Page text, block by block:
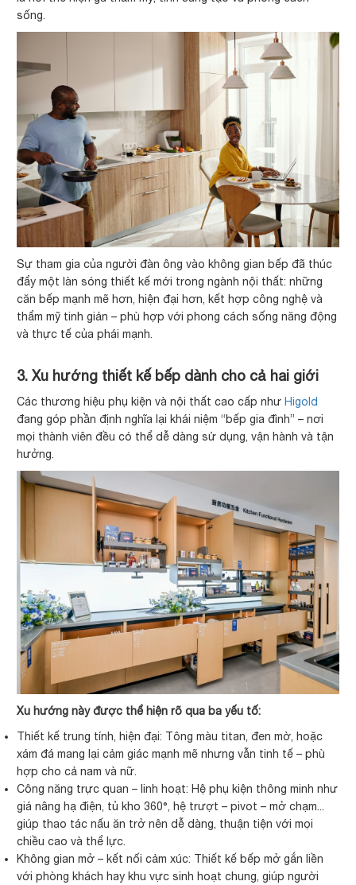
sống.
Sự tham gia của người đàn ông vào không gian bếp đã thúc
đẩy một làn sóng thiết kế mới trong ngành nội thất: những
căn bếp mạnh mẽ hơn, hiện đại hơn, kết hợp công nghệ và
thẩm mỹ tinh giản – phù hợp với phong cách sống năng động
và thực tế của phái mạnh.
3. Xu hướng thiết kế bếp dành cho cả hai giới
Các thương hiệu phụ kiện và nội thất cao cấp như Higold
đang góp phần định nghĩa lại khái niệm “bếp gia đình” – nơi
mọi thành viên đều có thể dễ dàng sử dụng, vận hành và tận
hưởng.
Xu hướng này được thể hiện rõ qua ba yếu tố:
Thiết kế trung tính, hiện đại: Tông màu titan, đen mờ, hoặc
xám đá mang lại cảm giác mạnh mẽ nhưng vẫn tinh tế – phù
hợp cho cả nam và nữ.
Công năng trực quan – linh hoạt: Hệ phụ kiện thông minh như
giá nâng hạ điện, tủ kho 360°, hệ trượt – pivot – mở chạm...
giúp thao tác nấu ăn trở nên dễ dàng, thuận tiện với mọi
chiều cao và thể lực.
Không gian mở – kết nối cảm xúc: Thiết kế bếp mở gắn liền
với phòng khách hay khu vực sinh hoạt chung, giúp người